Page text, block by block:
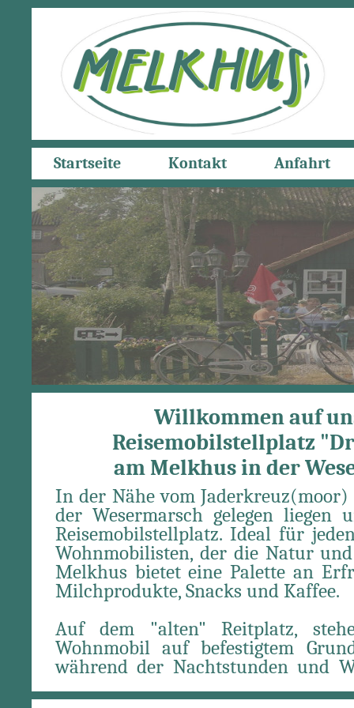
Startseite Kontakt Anfahrt
Willkommen auf
Reisemobilstellplatz
am Melkhus in der
In der Nähe vom
der Wesermarsch gelegen liegen
Reisemobilstellplatz. Ideal für
Wohnmobilisten, der die Natur
Melkhus bietet eine Palette an
Milchprodukte, Snacks und Kaffee.
Auf dem "alten" Reitplatz,
Wohnmobil auf befestigtem
während der Nachtstunden und
Herzen der Natur, lassen